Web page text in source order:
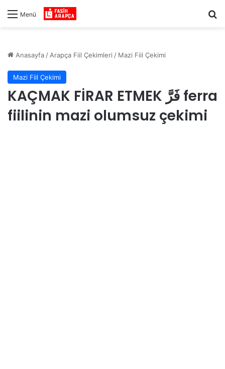
Menü
Anasayfa / Arapça Fiil Çekimleri / Mazi Fiil Çekimi
Mazi Fiil Çekimi
KAÇMAK FİRAR ETMEK فَرَّ ferra
fiilinin mazi olumsuz çekimi